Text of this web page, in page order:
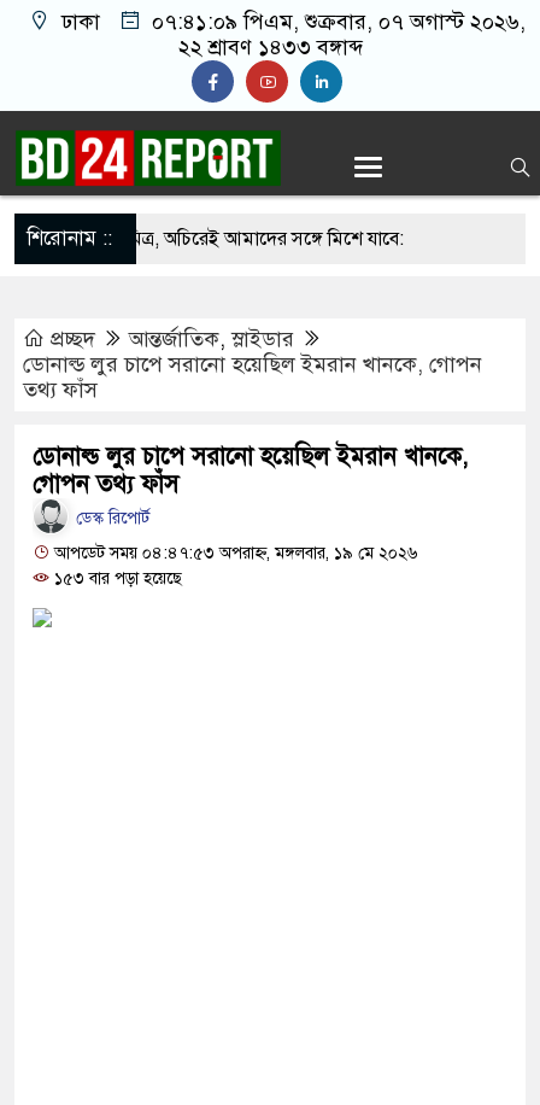
ঢাকা ০৭:৪১:১০ পিএম, শুক্রবার, ০৭ অগাস্ট ২০২৬,
২২ শ্রাবণ ১৪৩৩ বঙ্গাব্দ
শিরোনাম ::
আমাদের মিত্র, অচিরেই আমাদের সঙ্গে মিশে যাবে:
নয়, জাতির দায়িত্ব নিতে হবে ওলামায়ে
থেকে খুলে ফেলা হচ্ছে মাইক, শুভেন্দু বলছেন-
সবাইকে ঐক্যবদ্ধ থাকার আহ্বান পানিসম্পদমন্ত্রীর
প্রচ্ছদ আন্তর্জাতিক,স্লাইডার
ডোনাল্ড লুর চাপে সরানো হয়েছিল ইমরান খানকে, গোপন
তথ‍্য ফাঁস
ডোনাল্ড লুর চাপে সরানো হয়েছিল ইমরান খানকে,
গোপন তথ‍্য ফাঁস
ডেস্ক রিপোর্ট
আপডেট সময় ০৪:৪৭:৫৩ অপরাহ্ন, মঙ্গলবার, ১৯ মে ২০২৬
১৫৩ বার পড়া হয়েছে